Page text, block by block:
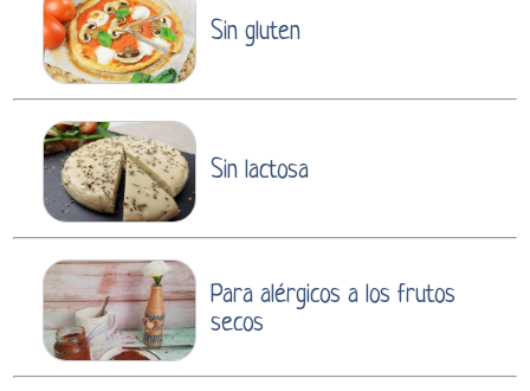
Sin gluten
Sin lactosa
Para alérgicos a los frutos
secos